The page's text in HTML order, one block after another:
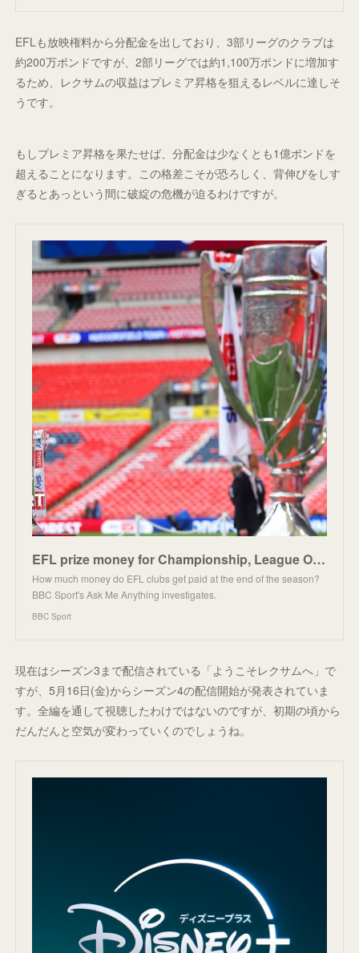
EFLも放映権料から分配金を出しており、3部リーグのクラブは
約200万ポンドですが、2部リーグでは約1,100万ポンドに増加す
るため、レクサムの収益はプレミア昇格を狙えるレベルに達しそ
うです。
もしプレミア昇格を果たせば、分配金は少なくとも1億ポンドを
超えることになります。この格差こそが恐ろしく、背伸びをしす
ぎるとあっという間に破綻の危機が迫るわけですが。
EFL prize money for Championship, League One & League Two clubs
How much money do EFL clubs get paid at the end of the season?
BBC Sport's Ask Me Anything investigates.
BBC Sport
現在はシーズン3まで配信されている「ようこそレクサムへ」で
すが、5月16日(金)からシーズン4の配信開始が発表されていま
す。全編を通して視聴したわけではないのですが、初期の頃から
だんだんと空気が変わっていくのでしょうね。